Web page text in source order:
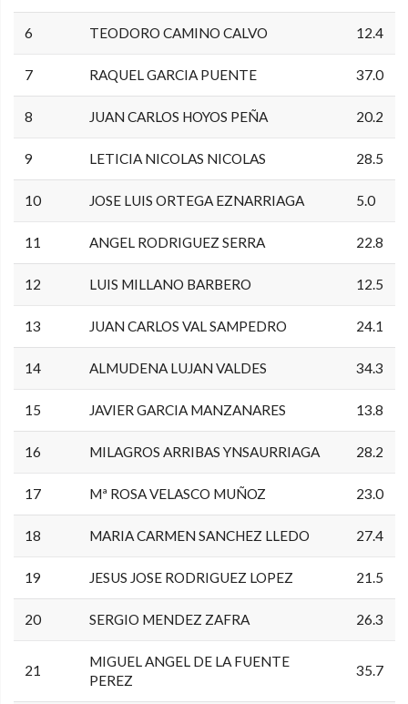
6 TEODORO CAMINO CALVO 12.4
7 RAQUEL GARCIA PUENTE 37.0
8 JUAN CARLOS HOYOS PEÑA 20.2
9 LETICIA NICOLAS NICOLAS 28.5
10 JOSE LUIS ORTEGA EZNARRIAGA 5.0
11 ANGEL RODRIGUEZ SERRA 22.8
12 LUIS MILLANO BARBERO 12.5
13 JUAN CARLOS VAL SAMPEDRO 24.1
14 ALMUDENA LUJAN VALDES 34.3
15 JAVIER GARCIA MANZANARES 13.8
16 MILAGROS ARRIBAS YNSAURRIAGA 28.2
17 Mª ROSA VELASCO MUÑOZ 23.0
18 MARIA CARMEN SANCHEZ LLEDO 27.4
19 JESUS JOSE RODRIGUEZ LOPEZ 21.5
20 SERGIO MENDEZ ZAFRA 26.3
21
MIGUEL ANGEL DE LA FUENTE
PEREZ
35.7